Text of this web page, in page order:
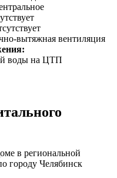
вытяжная вентиляция
воды на ЦТП
в региональной
городу Челябинск